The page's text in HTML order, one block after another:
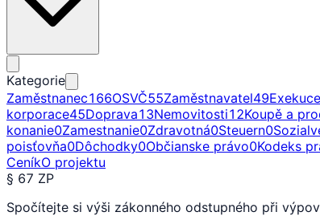
Kategorie
Zaměstnanec166OSVČ55Zaměstnavatel49Exekuce
korporace45Doprava13Nemovitosti12Koupě a
konanie0Zamestnanie0Zdravotná0Steuern0
poisťovňa0Dôchodky0Občianske právo0Kodeks
CeníkO projektu
§ 67 ZP
Spočítejte si výši zákonného odstupného při